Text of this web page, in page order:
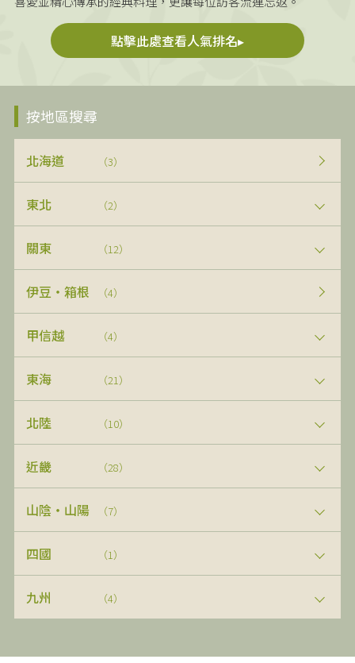
點擊此處查看人氣排名▸
按地區搜尋
北海道 （3）
東北 （2）
關東 （12）
伊豆・箱根 （4）
甲信越 （4）
東海 （21）
北陸 （10）
近畿 （28）
山陰・山陽 （7）
四國 （1）
九州 （4）